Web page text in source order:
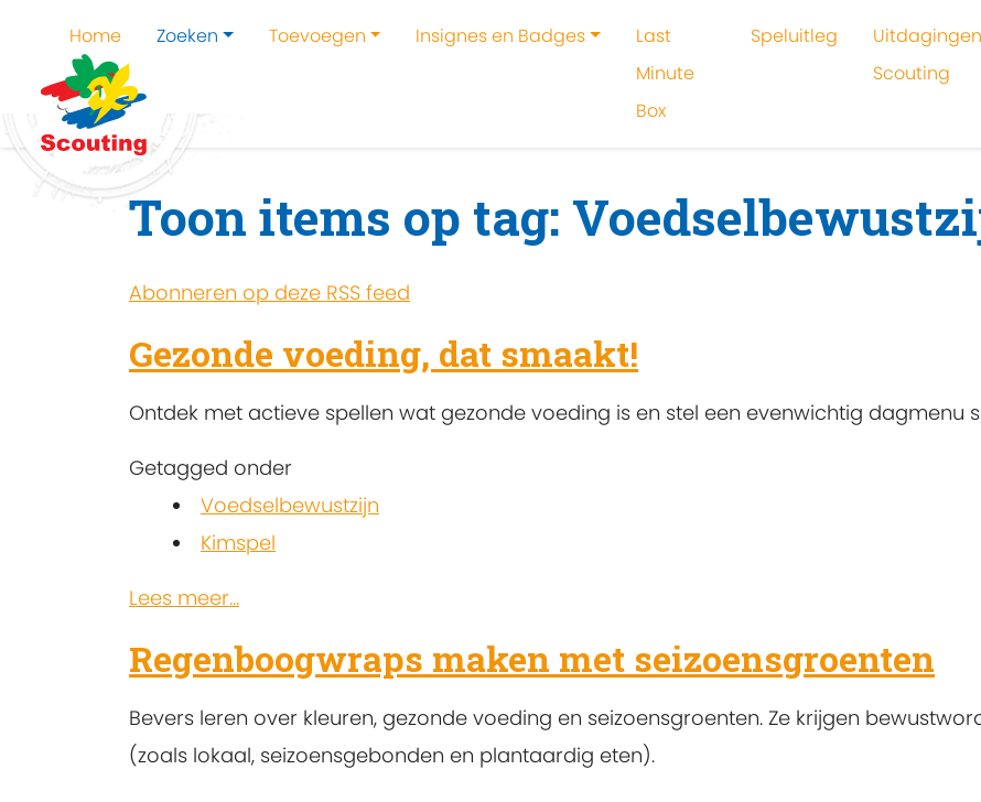
Home Zoeken Toevoegen Insignes en Badges
Last
Minute
Box
Speluitleg
Scouting
Home Voedselbewustzijn
Toon items op tag:
Abonneren op deze RSS feed
Gezonde voeding, dat smaakt!
Ontdek met actieve spellen wat gezonde voeding is en stel een evenwichtig dagmenu
Getagged onder
Voedselbewustzijn
Kimspel
Lees meer...
Regenboogwraps maken met seizoensgroenten
Bevers leren over kleuren, gezonde voeding en seizoensgroenten. Ze krijgen
(zoals lokaal, seizoensgebonden en plantaardig eten).